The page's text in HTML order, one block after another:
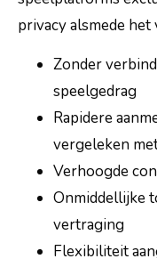
privacy alsmede
Zonder
speelgedrag
Rapidere
vergeleken
Verhoogde
Onmiddellijke
vertraging
Flexibiliteit